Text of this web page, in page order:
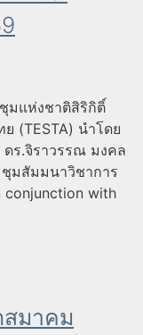
มแห่งชาติสิริกิติ์
(TESTA) นำโดย
ร.จิราวรรณ มงคล
มสัมมนาวิชาการ
conjunction with
มาคม